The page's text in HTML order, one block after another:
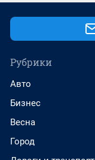
Рубрики
Авто
Бизнес
Весна
Город